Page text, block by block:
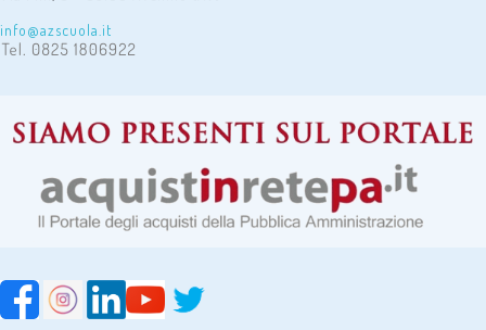
info@azscuola.it